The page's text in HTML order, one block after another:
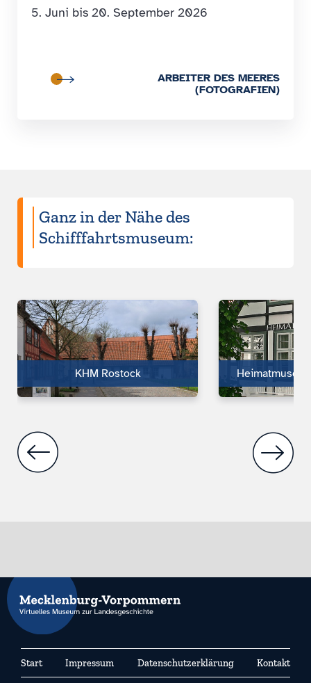
5. Juni bis 20. September 2026
ARBEITER DES MEERES
(FOTOGRAFIEN)
Ganz in der Nähe des
Schifffahrtsmuseum:
KHM Rostock
Start Impressum Datenschutzerklärung Kontakt